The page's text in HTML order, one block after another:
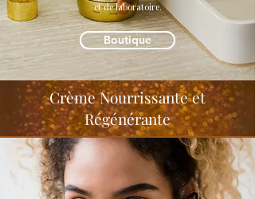
et de laboratoire.
Boutique
Crème Nourrissante et
Régénérante